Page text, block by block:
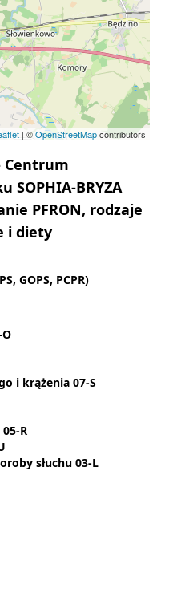
| ©OpenStreetMapcontributors
Centrum
SOPHIA-BRYZA
PFRON, rodzaje
i diety
GOPS, PCPR)
i krążenia 07-S
R
słuchu 03-L